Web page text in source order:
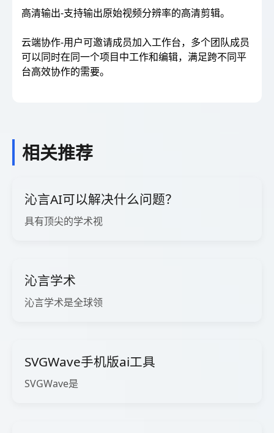
高清输出-支持输出原始视频分辨率的高清剪辑。
云端协作-用户可邀请成员加入工作台，多个团队成员
可以同时在同一个项目中工作和编辑，满足跨不同平
台高效协作的需要。
相关推荐
沁言AI可以解决什么问题？
具有顶尖的学术视
沁言学术
沁言学术是全球领
SVGWave手机版ai工具
SVGWave是